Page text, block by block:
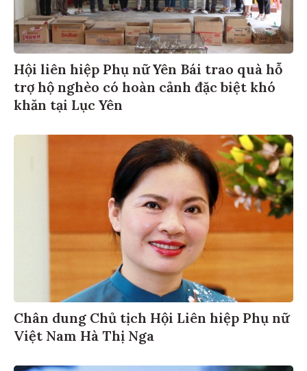
Hội liên hiệp Phụ nữ Yên Bái trao quà hỗ
trợ hộ nghèo có hoàn cảnh đặc biệt khó
khăn tại Lục Yên
Chân dung Chủ tịch Hội Liên hiệp Phụ nữ
Việt Nam Hà Thị Nga